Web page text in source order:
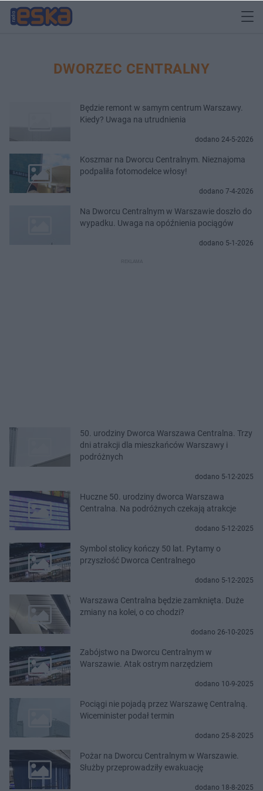
DWORZEC CENTRALNY
Będzie remont w samym centrum Warszawy.
Kiedy? Uwaga na utrudnienia
dodano 24-5-2026
Koszmar na Dworcu Centralnym. Nieznajoma
podpaliła fotomodelce włosy!
dodano 7-4-2026
Na Dworcu Centralnym w Warszawie doszło do
wypadku. Uwaga na opóźnienia pociągów
dodano 5-1-2026
50. urodziny Dworca Warszawa Centralna. Trzy
dni atrakcji dla mieszkańców Warszawy i
podróżnych
dodano 5-12-2025
Huczne 50. urodziny dworca Warszawa
Centralna. Na podróżnych czekają atrakcje
dodano 5-12-2025
Symbol stolicy kończy 50 lat. Pytamy o
przyszłość Dworca Centralnego
dodano 5-12-2025
Warszawa Centralna będzie zamknięta. Duże
zmiany na kolei, o co chodzi?
dodano 26-10-2025
Zabójstwo na Dworcu Centralnym w
Warszawie. Atak ostrym narzędziem
dodano 10-9-2025
Pociągi nie pojadą przez Warszawę Centralną.
Wiceminister podał termin
dodano 25-8-2025
Pożar na Dworcu Centralnym w Warszawie.
Służby przeprowadziły ewakuację
dodano 18-8-2025